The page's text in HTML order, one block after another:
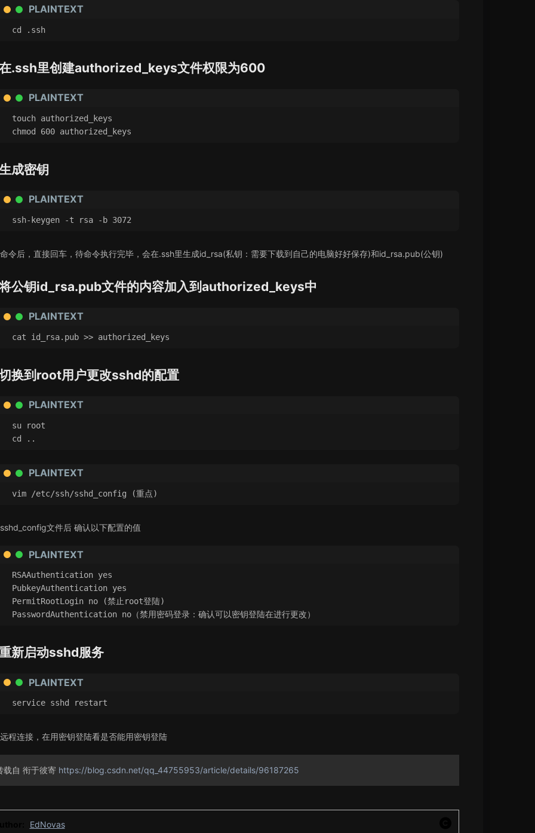
PLAINTEXT
cd .ssh
.ssh里创建authorized_keys文件权限为600
PLAINTEXT
touch authorized_keys
chmod 600 authorized_keys
成密钥
PLAINTEXT
ssh-keygen -t rsa -b 3072
令后，直接回车，待命令执行完毕，会在.ssh里生成id_rsa(私钥：需要下载到自己的电脑好好保存)和id_rsa.pub(公钥)
公钥id_rsa.pub文件的内容加入到authorized_keys中
PLAINTEXT
cat id_rsa.pub >> authorized_keys
换到root用户更改sshd的配置
PLAINTEXT
su root
cd ..
PLAINTEXT
vim /etc/ssh/sshd_config (重点)
文件后 确认以下配置的值
PLAINTEXT
RSAAuthentication yes
PubkeyAuthentication yes
PermitRootLogin no (禁止root登陆)
PasswordAuthentication no（禁用密码登录：确认可以密钥登陆在进行更改）
新启动sshd服务
PLAINTEXT
service sshd restart
程连接，在用密钥登陆看是否能用密钥登陆
载自 衔于彼寄 https://blog.csdn.net/qq_44755953/article/details/96187265
EdNovas